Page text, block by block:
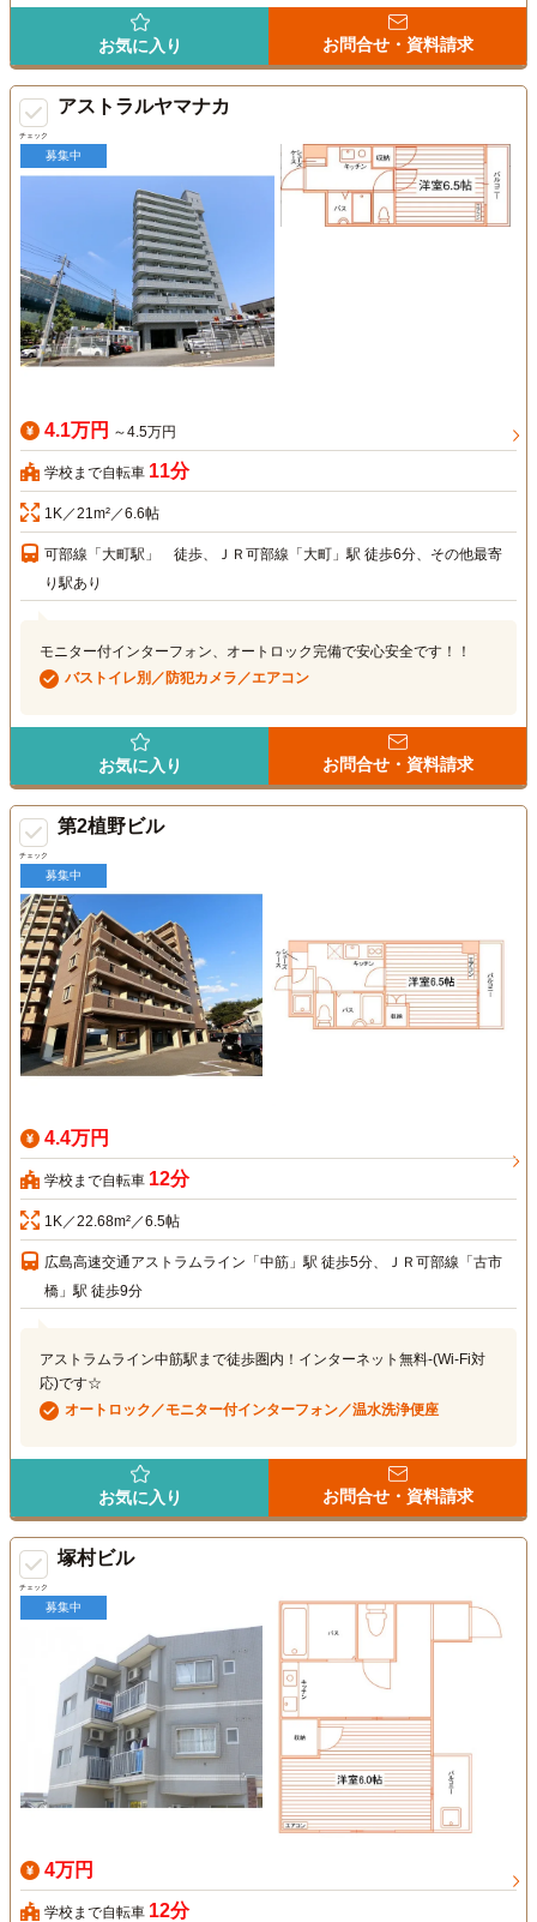
お気に入り お問合せ・資料請求
チェック
アストラルヤマナカ
募集中
4.1万円 ～4.5万円
学校まで自転車 11分
1K／21m²／6.6帖
可部線「大町駅」 徒歩、ＪＲ可部線「大町」駅 徒歩6分、その他最寄
り駅あり
モニター付インターフォン、オートロック完備で安心安全です！！
バストイレ別／防犯カメラ／エアコン
お気に入り お問合せ・資料請求
チェック
第2植野ビル
募集中
4.4万円
学校まで自転車 12分
1K／22.68m²／6.5帖
広島高速交通アストラムライン「中筋」駅 徒歩5分、ＪＲ可部線「古市
橋」駅 徒歩9分
アストラムライン中筋駅まで徒歩圏内！インターネット無料-(Wi-Fi対
応)です☆
オートロック／モニター付インターフォン／温水洗浄便座
お気に入り お問合せ・資料請求
チェック
塚村ビル
募集中
4万円
学校まで自転車 12分